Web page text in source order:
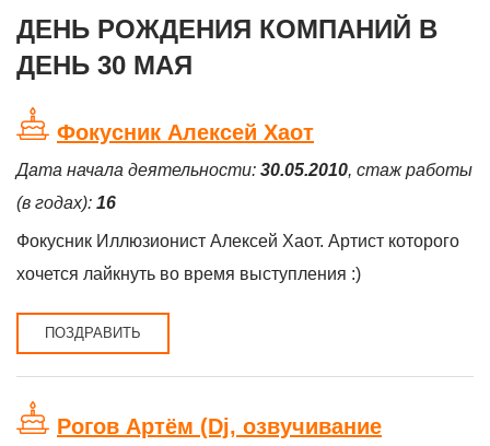
ДЕНЬ РОЖДЕНИЯ КОМПАНИЙ В
ДЕНЬ 30 МАЯ
Фокусник Алексей Хаот
Дата начала деятельности: 30.05.2010, стаж работы
(в годах): 16
Фокусник Иллюзионист Алексей Хаот. Артист которого
хочется лайкнуть во время выступления :)
ПОЗДРАВИТЬ
Рогов Артём (Dj, озвучивание